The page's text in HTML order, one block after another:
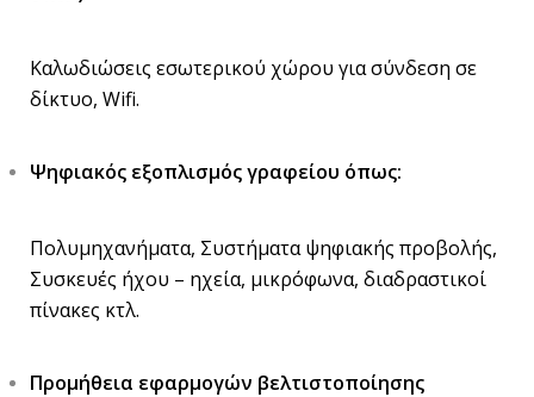
Καλωδιώσεις εσωτερικού χώρου για σύνδεση σε
δίκτυο, Wifi.
Ψηφιακός εξοπλισμός γραφείου όπως:
Πολυμηχανήματα, Συστήματα ψηφιακής προβολής,
Συσκευές ήχου – ηχεία, μικρόφωνα, διαδραστικοί
πίνακες κτλ.
Προμήθεια εφαρμογών βελτιστοποίησης